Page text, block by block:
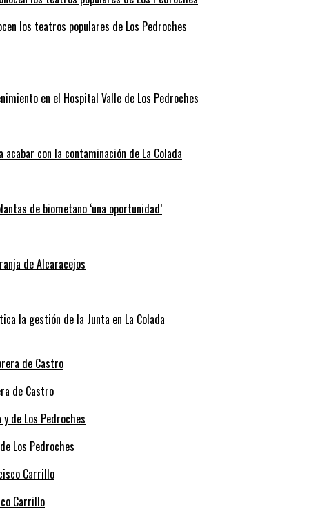
los teatros populares de Los Pedroches
en el Hospital Valle de Los Pedroches
con la contaminación de La Colada
de biometano ‘una oportunidad’
de Alcaracejos
la gestión de la Junta en La Colada
de Castro
Los Pedroches
Carrillo